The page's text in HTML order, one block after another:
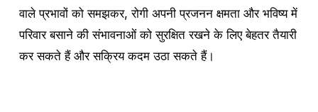
वाले प्रभावों को समझकर, रोगी अपनी प्रजनन क्षमता और भविष्य में
परिवार बसाने की संभावनाओं को सुरक्षित रखने के लिए बेहतर तैयारी
कर सकते हैं और सक्रिय कदम उठा सकते हैं।